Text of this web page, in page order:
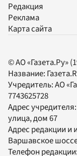
Редакция
Реклама
Карта сайта
© АО «Газета.Ру»
Название:
Учредитель:АО
7743625728
Адрес
улица, дом 67
Адрес редакции и
Варшавское
Телефон редакции: